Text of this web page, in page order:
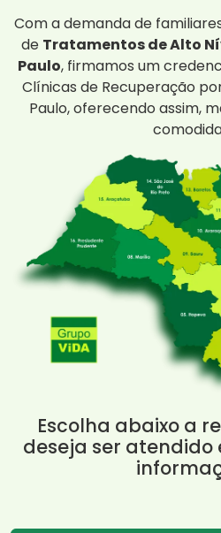
Com a demanda de
de Tratamentos de Alto
Paulo, firmamos um
Clínicas de Recuperação
Paulo, oferecendo assim,
Escolha abaixo a
deseja ser atendido